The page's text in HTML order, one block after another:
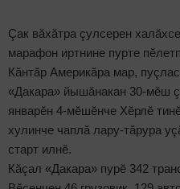
Çак вăхăтра çулсерен
марафон иртнине пурте
Кăнтăр Америкăра мар,
«Дакара» йышăнакан 30-мӗш
январӗн 4-мӗшӗнче Хӗрлӗ
хулинче чаплă лару-тăрура
старт илнӗ.
Кăçал «Дакара» пурӗ 342